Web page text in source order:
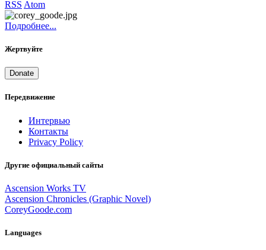
RSS Atom
Подробнее...
Жертвуйте
Donate
Передвижение
Интервью
Контакты
Privacy Policy
Другие официальный сайты
Ascension Works TV
Ascension Chronicles (Graphic Novel)
CoreyGoode.com
Languages